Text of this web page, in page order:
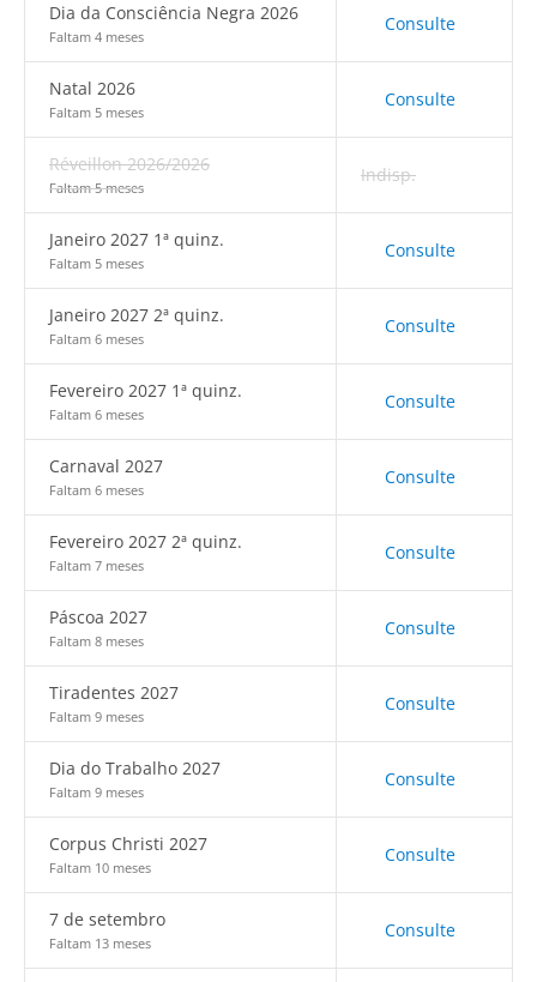
Dia da Consciência Negra 2026
Faltam 4 meses
Consulte
Natal 2026
Faltam 5 meses
Consulte
Réveillon 2026/2026
Faltam 5 meses
Indisp.
Janeiro 2027 1ª quinz.
Faltam 5 meses
Consulte
Janeiro 2027 2ª quinz.
Faltam 6 meses
Consulte
Fevereiro 2027 1ª quinz.
Faltam 6 meses
Consulte
Carnaval 2027
Faltam 6 meses
Consulte
Fevereiro 2027 2ª quinz.
Faltam 7 meses
Consulte
Páscoa 2027
Faltam 8 meses
Consulte
Tiradentes 2027
Faltam 9 meses
Consulte
Dia do Trabalho 2027
Faltam 9 meses
Consulte
Corpus Christi 2027
Faltam 10 meses
Consulte
7 de setembro
Faltam 13 meses
Consulte